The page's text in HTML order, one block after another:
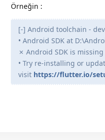
Örneğin :
[-] Android toolchain -
• Android SDK at
✗ Android SDK is
• Try re-installing or
visit https://flutter.io/